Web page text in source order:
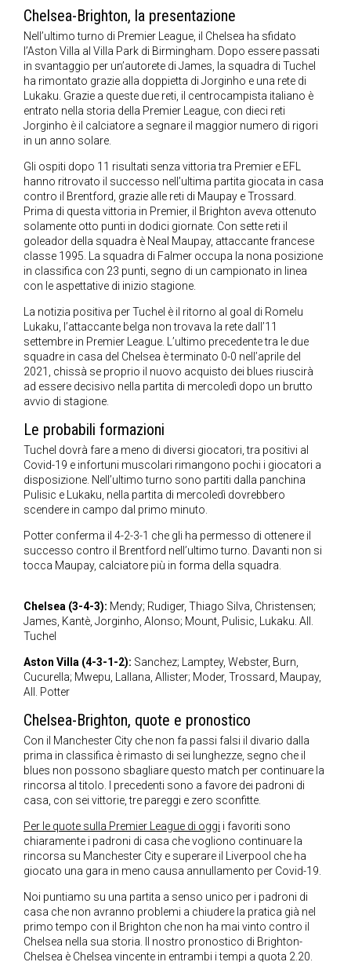
Chelsea-Brighton, la presentazione
Nell’ultimo turno di Premier League, il Chelsea ha sfidato
l’Aston Villa al Villa Park di Birmingham. Dopo essere passati
in svantaggio per un’autorete di James, la squadra di Tuchel
ha rimontato grazie alla doppietta di Jorginho e una rete di
Lukaku. Grazie a queste due reti, il centrocampista italiano è
entrato nella storia della Premier League, con dieci reti
Jorginho è il calciatore a segnare il maggior numero di rigori
in un anno solare.
Gli ospiti dopo 11 risultati senza vittoria tra Premier e EFL
hanno ritrovato il successo nell’ultima partita giocata in casa
contro il Brentford, grazie alle reti di Maupay e Trossard.
Prima di questa vittoria in Premier, il Brighton aveva ottenuto
solamente otto punti in dodici giornate. Con sette reti il
goleador della squadra è Neal Maupay, attaccante francese
classe 1995. La squadra di Falmer occupa la nona posizione
in classifica con 23 punti, segno di un campionato in linea
con le aspettative di inizio stagione.
La notizia positiva per Tuchel è il ritorno al goal di Romelu
Lukaku, l’attaccante belga non trovava la rete dall’11
settembre in Premier League. L’ultimo precedente tra le due
squadre in casa del Chelsea è terminato 0-0 nell’aprile del
2021, chissà se proprio il nuovo acquisto dei blues riuscirà
ad essere decisivo nella partita di mercoledì dopo un brutto
avvio di stagione.
Le probabili formazioni
Tuchel dovrà fare a meno di diversi giocatori, tra positivi al
Covid-19 e infortuni muscolari rimangono pochi i giocatori a
disposizione. Nell’ultimo turno sono partiti dalla panchina
Pulisic e Lukaku, nella partita di mercoledì dovrebbero
scendere in campo dal primo minuto.
Potter conferma il 4-2-3-1 che gli ha permesso di ottenere il
successo contro il Brentford nell’ultimo turno. Davanti non si
tocca Maupay, calciatore più in forma della squadra.
Chelsea (3-4-3): Mendy; Rudiger, Thiago Silva, Christensen;
James, Kantè, Jorginho, Alonso; Mount, Pulisic, Lukaku. All.
Tuchel
Aston Villa (4-3-1-2): Sanchez; Lamptey, Webster, Burn,
Cucurella; Mwepu, Lallana, Allister; Moder, Trossard, Maupay,
All. Potter
Chelsea-Brighton, quote e pronostico
Con il Manchester City che non fa passi falsi il divario dalla
prima in classifica è rimasto di sei lunghezze, segno che il
blues non possono sbagliare questo match per continuare la
rincorsa al titolo. I precedenti sono a favore dei padroni di
casa, con sei vittorie, tre pareggi e zero sconfitte.
Per le quote sulla Premier League di oggi i favoriti sono
chiaramente i padroni di casa che vogliono continuare la
rincorsa su Manchester City e superare il Liverpool che ha
giocato una gara in meno causa annullamento per Covid-19.
Noi puntiamo su una partita a senso unico per i padroni di
casa che non avranno problemi a chiudere la pratica già nel
primo tempo con il Brighton che non ha mai vinto contro il
Chelsea nella sua storia. Il nostro pronostico di Brighton-
Chelsea è Chelsea vincente in entrambi i tempi a quota 2.20.